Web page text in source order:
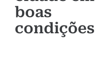
boas
condições